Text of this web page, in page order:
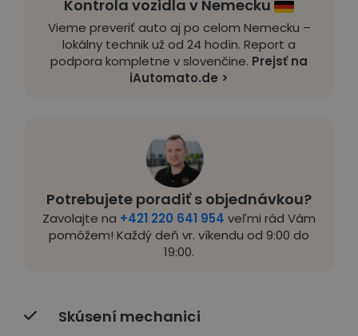
Potrebujete poradiť s objednávkou?
Zavolajte na +421 220 641 954 veľmi rád Vám
pomôžem! Každý deň vr. víkendu od 9:00 do
19:00.
Skúsení mechanici
Kontrola vozidla v Nemecku
Vieme preveriť auto aj po celom Nemecku –
lokálny technik už od 24 hodín. Report a
podpora kompletne v slovenčine. Prejsť na
iAutomato.de >